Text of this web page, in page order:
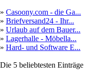
» Casoony.com - die Ga...
» Briefversand24 - Ihr...
» Urlaub auf dem Bauer...
» Lagerhalle - Möbella...
» Hard- und Software E...
Die 5 beliebtesten Einträge